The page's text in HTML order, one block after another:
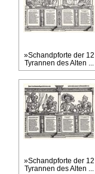
»Schandpforte der 12
Tyrannen des Alten ...
»Schandpforte der 12
Tyrannen des Alten ...